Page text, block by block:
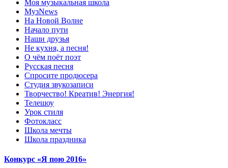
Моя музыкальная школа
МузNews
На Новой Волне
Начало пути
Наши друзья
Не кухня, а песня!
О чём поёт поэт
Русская песня
Спросите продюсера
Студия звукозаписи
Творчество! Креатив! Энергия!
Телешоу
Урок стиля
Фотокласс
Школа мечты
Школа праздника
Конкурс «Я пою 2016»